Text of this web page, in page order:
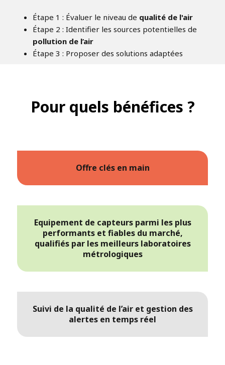
Étape 1 : Évaluer le niveau de qualité de l'air
Étape 2 : Identifier les sources potentielles de
pollution de l’air
Étape 3 : Proposer des solutions adaptées
Pour quels bénéfices ?
Offre clés en main
Equipement de capteurs parmi les plus
performants et fiables du marché,
qualifiés par les meilleurs laboratoires
métrologiques
Suivi de la qualité de l’air et gestion des
alertes en temps réel